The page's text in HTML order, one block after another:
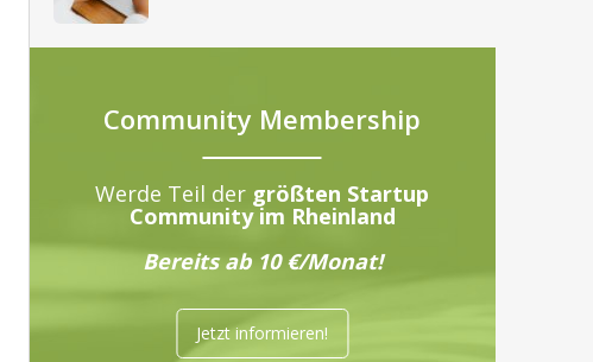
Community Membership
Werde Teil der größten Startup
Community im Rheinland
Bereits ab 10 €/Monat!
Jetzt informieren!